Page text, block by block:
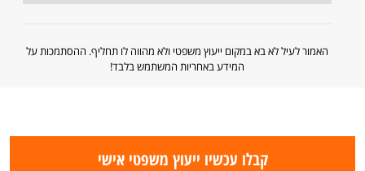
האמור לעיל לא בא במקום ייעוץ משפטי ולא מהווה לו תחליף. ההסתמכות על
המידע באחריות המשתמש בלבד!
קבלו עכשיו ייעוץ משפטי אישי